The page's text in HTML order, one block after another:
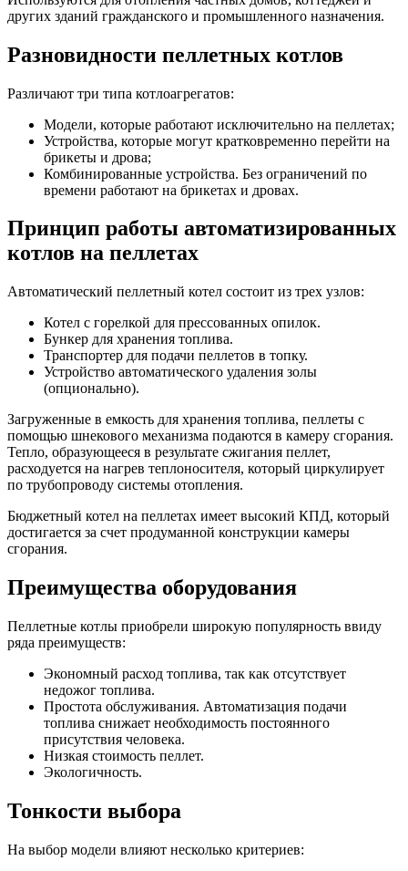
других зданий гражданского и промышленного назначения.
Разновидности пеллетных котлов
Различают три типа котлоагрегатов:
Модели, которые работают исключительно на пеллетах;
Устройства, которые могут кратковременно перейти на
брикеты и дрова;
Комбинированные устройства. Без ограничений по
времени работают на брикетах и дровах.
Принцип работы автоматизированных
котлов на пеллетах
Автоматический пеллетный котел состоит из трех узлов:
Котел с горелкой для прессованных опилок.
Бункер для хранения топлива.
Транспортер для подачи пеллетов в топку.
Устройство автоматического удаления золы
(опционально).
Загруженные в емкость для хранения топлива, пеллеты с
помощью шнекового механизма подаются в камеру сгорания.
Тепло, образующееся в результате сжигания пеллет,
расходуется на нагрев теплоносителя, который циркулирует
по трубопроводу системы отопления.
Бюджетный котел на пеллетах имеет высокий КПД, который
достигается за счет продуманной конструкции камеры
сгорания.
Преимущества оборудования
Пеллетные котлы приобрели широкую популярность ввиду
ряда преимуществ:
Экономный расход топлива, так как отсутствует
недожог топлива.
Простота обслуживания. Автоматизация подачи
топлива снижает необходимость постоянного
присутствия человека.
Низкая стоимость пеллет.
Экологичность.
Тонкости выбора
На выбор модели влияют несколько критериев: